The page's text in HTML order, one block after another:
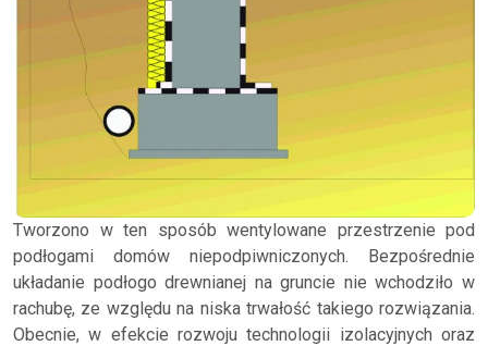
Tworzono w ten sposób wentylowane przestrzenie pod
podłogami domów niepodpiwniczonych. Bezpośrednie
układanie podłogo drewnianej na gruncie nie wchodziło w
rachubę, ze względu na niska trwałość takiego rozwiązania.
Obecnie, w efekcie rozwoju technologii izolacyjnych oraz